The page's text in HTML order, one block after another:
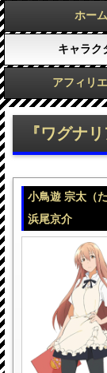
ホーム
キャラク
アフィリ
『ワグナ
小鳥遊 宗太（
浜尾京介